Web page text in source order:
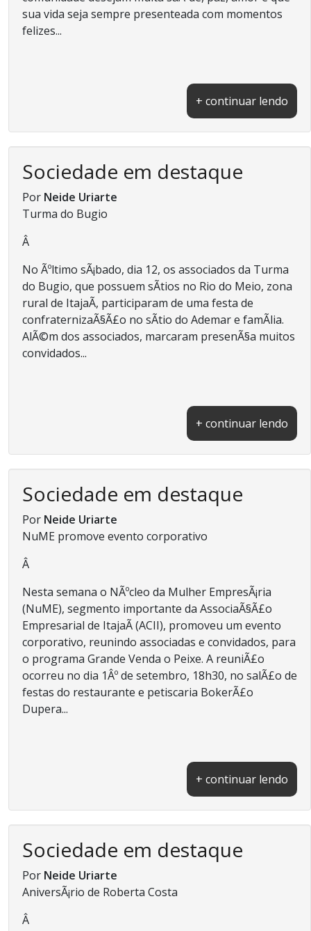
sua vida seja sempre presenteada com momentos
felizes...
+ continuar lendo
Sociedade em destaque
Por Neide Uriarte
Turma do Bugio
Â
No Ãºltimo sÃ¡bado, dia 12, os associados da Turma
do Bugio, que possuem sÃ­tios no Rio do Meio, zona
rural de ItajaÃ­, participaram de uma festa de
confraternizaÃ§Ã£o no sÃ­tio do Ademar e famÃ­lia.
AlÃ©m dos associados, marcaram presenÃ§a muitos
convidados...
+ continuar lendo
Sociedade em destaque
Por Neide Uriarte
NuME promove evento corporativo
Â
Nesta semana o NÃºcleo da Mulher EmpresÃ¡ria
(NuME), segmento importante da AssociaÃ§Ã£o
Empresarial de ItajaÃ­ (ACII), promoveu um evento
corporativo, reunindo associadas e convidados, para
o programa Grande Venda o Peixe. A reuniÃ£o
ocorreu no dia 1Âº de setembro, 18h30, no salÃ£o de
festas do restaurante e petiscaria BokerÃ£o
Dupera...
+ continuar lendo
Sociedade em destaque
Por Neide Uriarte
AniversÃ¡rio de Roberta Costa
Â